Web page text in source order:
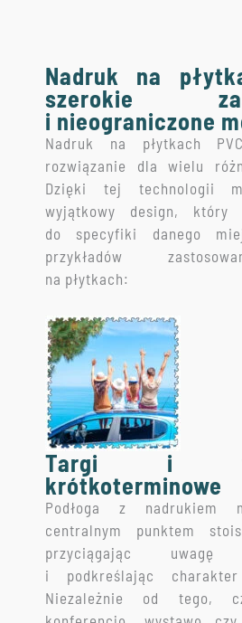
Nadruk na
szerokie
i nieograniczone
Nadruk na płytkach
rozwiązanie dla wielu
Dzięki tej technologii
wyjątkowy design, który
do specyfiki danego
przykładów
na płytkach:
Targi i
krótkoterminowe
Podłoga z nadrukiem
centralnym punktem
przyciągając uwagę
i podkreślając
Niezależnie od tego,